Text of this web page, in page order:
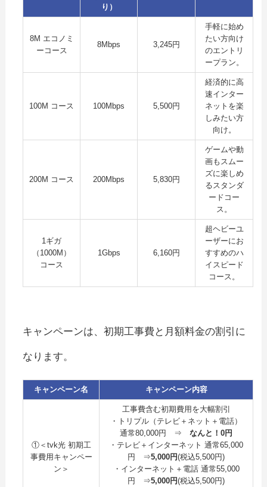
り）
8M エコノミ
ーコース
8Mbps 3,245円
手軽に始め
たい方向け
のエントリ
ープラン。
100M コース 100Mbps 5,500円
経済的に高
速インター
ネットを楽
しみたい方
向け。
200M コース 200Mbps 5,830円
ゲームや動
画もスムー
ズに楽しめ
るスタンダ
ードコー
ス。
1ギガ
（1000M）
コース
1Gbps 6,160円
超ヘビーユ
ーザーにお
すすめのハ
イスピード
コース。
キャンペーンは、初期工事費と月額料金の割引に
なります。
キャンペーン名 キャンペーン内容
①＜tvk光 初期工
事費用キャンペー
ン＞
工事費含む初期費用を大幅割引
・トリプル（テレビ＋ネット＋電話）
通常80,000円 ⇒なんと！0円
・テレビ＋インターネット 通常65,000
円 ⇒5,000円(税込5,500円)
・インターネット＋電話 通常55,000
円 ⇒5,000円(税込5,500円)